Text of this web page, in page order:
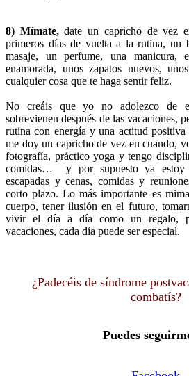
8) Mímate,date un capricho de vez
primeros días de vuelta a la rutina, un
masaje, un perfume, una manicura,
enamorada, unos zapatos nuevos,
cualquier cosa que te haga sentir feliz.
No creáis que yo no adolezco de
sobrevienen después de las vacaciones,
rutina con energía y una actitud
me doy un capricho de vez en cuando,
fotografía, práctico yoga y tengo
comidas… y por supuesto ya estoy
escapadas y cenas, comidas y
corto plazo. Lo más importante es
cuerpo, tener ilusión en el futuro,
vivir el día a día como un regalo,
vacaciones, cada día puede ser especial.
¿Padecéis de síndrome
combatís?
Puedes